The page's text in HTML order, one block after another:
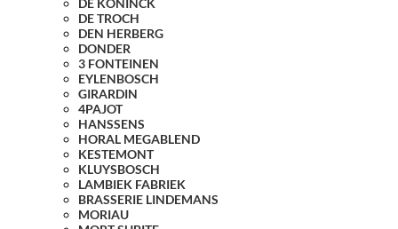
DE KONINCK
DE TROCH
DEN HERBERG
DONDER
3 FONTEINEN
EYLENBOSCH
GIRARDIN
4PAJOT
HANSSENS
HORAL MEGABLEND
KESTEMONT
KLUYSBOSCH
LAMBIEK FABRIEK
BRASSERIE LINDEMANS
MORIAU